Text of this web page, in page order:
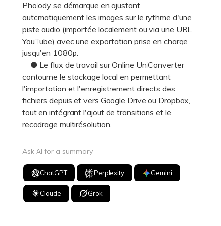
Pholody se démarque en ajustant
automatiquement les images sur le rythme d'une
piste audio (importée localement ou via une URL
YouTube) avec une exportation prise en charge
jusqu'en 1080p.
● Le flux de travail sur Online UniConverter
contourne le stockage local en permettant
l'importation et l'enregistrement directs des
fichiers depuis et vers Google Drive ou Dropbox,
tout en intégrant l'ajout de transitions et le
recadrage multirésolution.
Ask AI for a summary
ChatGPT Perplexity Gemini
Claude Grok